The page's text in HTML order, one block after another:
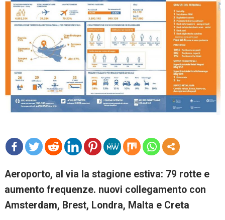
re
Aeroporto, al via la stagione estiva: 79 rotte e
aumento frequenze. nuovi collegamento con
Amsterdam, Brest, Londra, Malta e Creta